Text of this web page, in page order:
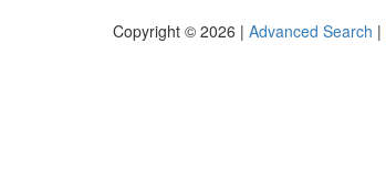
Copyright © 2026 | Advanced Search |